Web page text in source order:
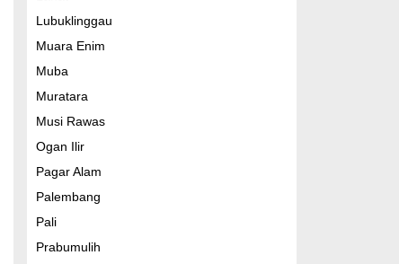
Lubuklinggau
Muara Enim
Muba
Muratara
Musi Rawas
Ogan Ilir
Pagar Alam
Palembang
Pali
Prabumulih